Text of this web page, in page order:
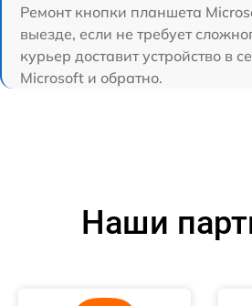
Ремонт кнопки планшета
выезде, если не требует
курьер доставит устройство в
Microsoft и обратно.
Наши